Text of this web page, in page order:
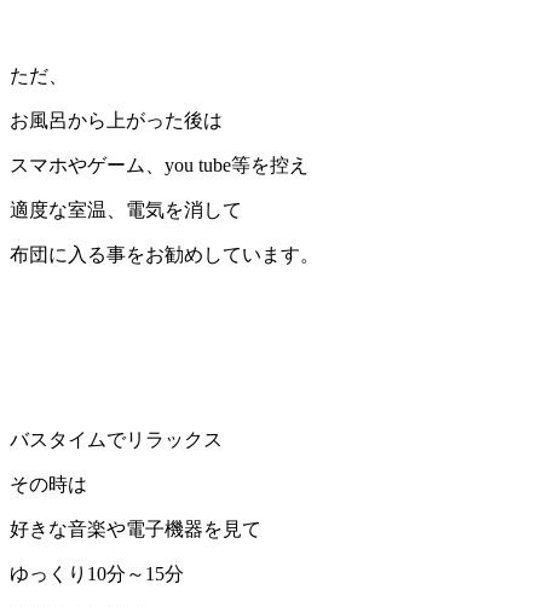
ただ、
お風呂から上がった後は
スマホやゲーム、you tube等を控え
適度な室温、電気を消して
布団に入る事をお勧めしています。
バスタイムでリラックス
その時は
好きな音楽や電子機器を見て
ゆっくり10分～15分